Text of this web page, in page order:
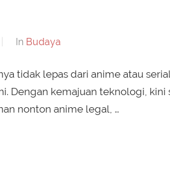
In Budaya
tidak lepas dari anime atau
Dengan kemajuan teknologi,
nonton anime legal, …